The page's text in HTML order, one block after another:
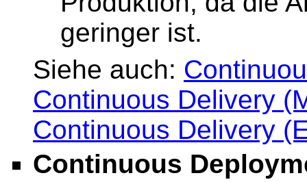
geringer ist.
Siehe auch:
Continuous Delivery
Continuous Delivery
Continuous